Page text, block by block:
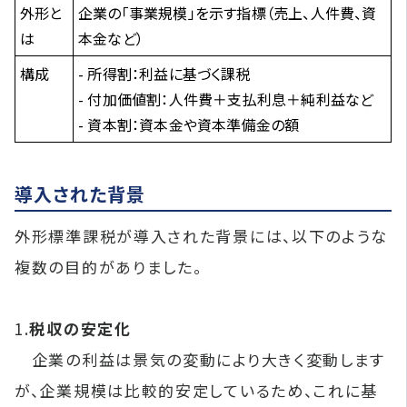
外形と
は
企業の「事業規模」を示す指標（売上、人件費、資
本金など）
構成
- 所得割：利益に基づく課税
- 付加価値割：人件費＋支払利息＋純利益など
- 資本割：資本金や資本準備金の額
導入された背景
外形標準課税が導入された背景には、以下のような
複数の目的がありました。
1.税収の安定化
企業の利益は景気の変動により大きく変動します
が、企業規模は比較的安定しているため、これに基